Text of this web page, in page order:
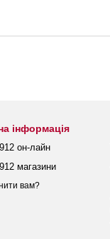
інформація
он-лайн
магазини
вам?